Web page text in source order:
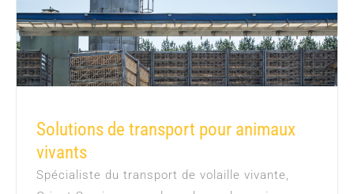
Solutions de transport pour animaux vivants
Solutions de transport pour animaux
vivants
Spécialiste du transport de volaille vivante,